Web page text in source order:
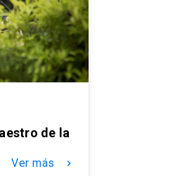
de la
Ver más keyboard_arrow_right